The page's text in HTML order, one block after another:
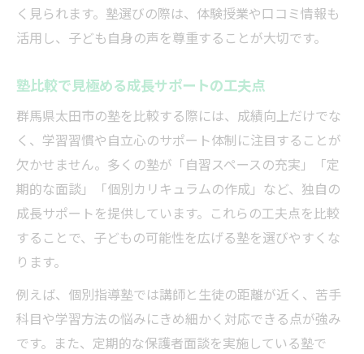
く見られます。塾選びの際は、体験授業や口コミ情報も
活用し、子ども自身の声を尊重することが大切です。
塾比較で見極める成長サポートの工夫点
群馬県太田市の塾を比較する際には、成績向上だけでな
く、学習習慣や自立心のサポート体制に注目することが
欠かせません。多くの塾が「自習スペースの充実」「定
期的な面談」「個別カリキュラムの作成」など、独自の
成長サポートを提供しています。これらの工夫点を比較
することで、子どもの可能性を広げる塾を選びやすくな
ります。
例えば、個別指導塾では講師と生徒の距離が近く、苦手
科目や学習方法の悩みにきめ細かく対応できる点が強み
です。また、定期的な保護者面談を実施している塾で